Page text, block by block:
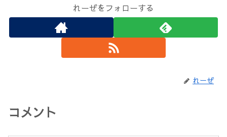
れーぜをフォローする
れーぜ
コメント